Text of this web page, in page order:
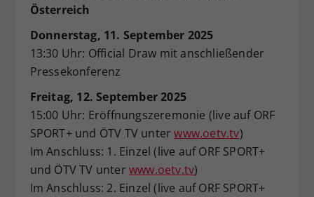
Österreich
Donnerstag, 11. September 2025
13:30 Uhr: Official Draw mit anschließender
Pressekonferenz
Freitag, 12. September 2025
15:00 Uhr: Eröffnungszeremonie (live auf ORF
SPORT+ und ÖTV TV unterwww.oetv.tv)
Im Anschluss: 1. Einzel (live auf ORF SPORT+
und ÖTV TV unter www.oetv.tv)
Im Anschluss: 2. Einzel (live auf ORF SPORT+